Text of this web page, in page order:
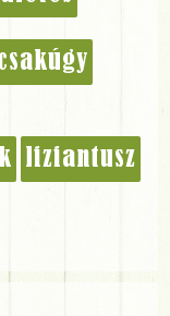
liziantusz